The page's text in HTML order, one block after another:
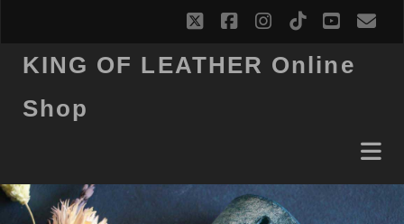
twitterfacebookinstagram
tiktok
KING OF LEATHER Online
Shop